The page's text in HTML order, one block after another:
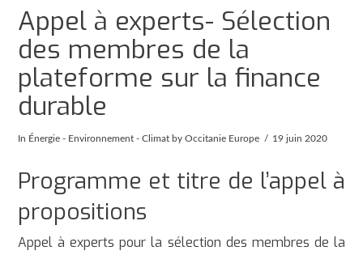
Appel à experts- Sélection
des membres de la
plateforme sur la finance
durable
In Énergie - Environnement - Climat by Occitanie Europe 19 juin 2020
Programme et titre de l’appel à
propositions
Appel à experts pour la sélection des membres de la